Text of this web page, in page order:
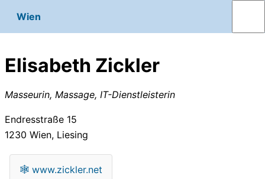
Wien
Elisabeth Zickler
Masseurin, Massage, IT-Dienstleisterin
Endresstraße 15
1230 Wien, Liesing
🕸 www.zickler.net